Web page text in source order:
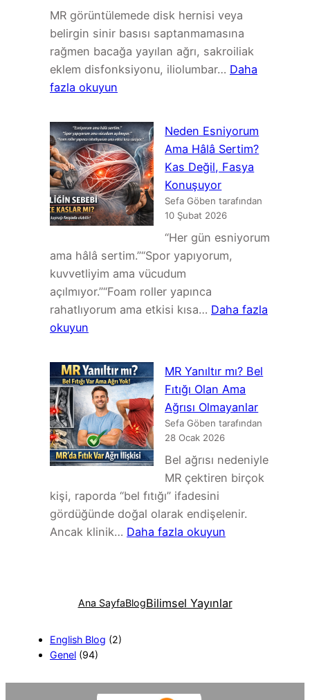
İlişkisi:
Asemptomatik
Bulgular,
Klinik
Kanıtların
Derlemesi
MR görüntülemede disk hernisi veya
belirgin sinir basısı saptanmamasına
rağmen bacağa yayılan ağrı, sakroiliak
eklem disfonksiyonu, iliolumbar… Daha
fazla okuyun
Normal
Ama
Bacak
Ağrısı:
İnstabiliteye
Bağlı
ve
Sakroiliak
Kaynaklı
Neden Esniyorum
Ama Hâlâ Sertim?
Kas Değil, Fasya
Konuşuyor
Sefa Göben tarafından
10 Şubat 2026
“Her gün esniyorum
ama hâlâ sertim.”“Spor yapıyorum,
kuvvetliyim ama vücudum
açılmıyor.”“Foam roller yapınca
rahatlıyorum ama etkisi kısa… Daha fazla
okuyun
Esniyorum
Ama
Hâlâ
Sertim?
Kas
Değil,
Konuşuyor
MR Yanıltır mı? Bel
Fıtığı Olan Ama
Ağrısı Olmayanlar
Sefa Göben tarafından
28 Ocak 2026
Bel ağrısı nedeniyle
MR çektiren birçok
kişi, raporda “bel fıtığı” ifadesini
gördüğünde doğal olarak endişelenir.
Ancak klinik… Daha fazla okuyun
Bel
Ana SayfaBlogBilimsel Yayınlar
English Blog (2)
Genel (94)